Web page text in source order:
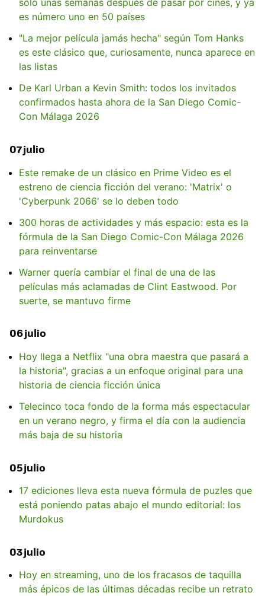
solo unas semanas después de pasar por cines, y ya
es número uno en 50 países
"La mejor película jamás hecha" según Tom Hanks
es este clásico que, curiosamente, nunca aparece en
las listas
De Karl Urban a Kevin Smith: todos los invitados
confirmados hasta ahora de la San Diego Comic-
Con Málaga 2026
07 julio
Este remake de un clásico en Prime Video es el
estreno de ciencia ficción del verano: 'Matrix' o
'Cyberpunk 2066' se lo deben todo
300 horas de actividades y más espacio: esta es la
fórmula de la San Diego Comic-Con Málaga 2026
para reinventarse
Warner quería cambiar el final de una de las
películas más aclamadas de Clint Eastwood. Por
suerte, se mantuvo firme
06 julio
Hoy llega a Netflix "una obra maestra que pasará a
la historia", gracias a un enfoque original para una
historia de ciencia ficción única
Telecinco toca fondo de la forma más espectacular
en un verano negro, y firma el día con la audiencia
más baja de su historia
05 julio
17 ediciones lleva esta nueva fórmula de puzles que
está poniendo patas abajo el mundo editorial: los
Murdokus
03 julio
Hoy en streaming, uno de los fracasos de taquilla
más épicos de las últimas décadas recibe un retrato